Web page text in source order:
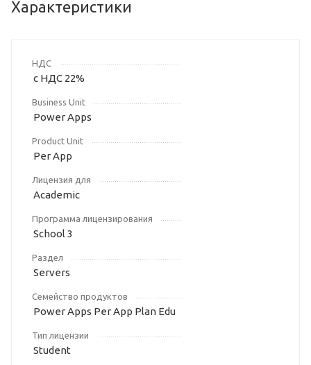
Характеристики
НДС
с НДС 22%
Business Unit
Power Apps
Product Unit
Per App
Лицензия для
Academic
Программа лицензирования
School 3
Раздел
Servers
Семейство продуктов
Power Apps Per App Plan Edu
Тип лицензии
Student